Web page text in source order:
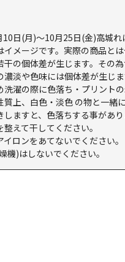
日(月)～10月25日(金)高城れ
メージです。実際の商品とは
の個体差が生じます。その
淡や色味には個体差が生じま
濯の際に色落ち・プリント
上、白色・淡色 の物と一緒
ますと、色落ちする事があり
えて干してください。
ロンをあてないでください。
)はしないでください。